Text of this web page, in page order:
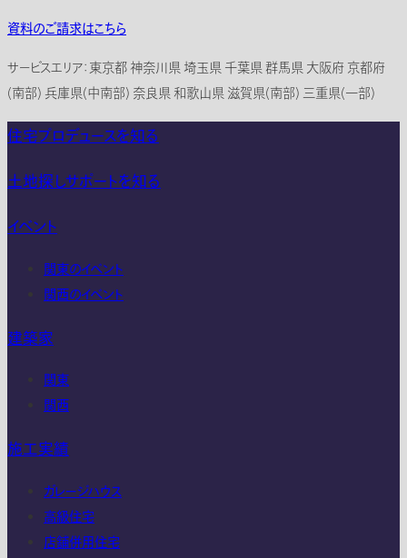
資料のご請求はこちら
サービスエリア：東京都 神奈川県 埼玉県 千葉県 群馬県 大阪府 京都府
(南部) 兵庫県(中南部) 奈良県 和歌山県 滋賀県(南部) 三重県(一部)
住宅プロデュースを知る
土地探しサポートを知る
イベント
関東のイベント
関西のイベント
建築家
関東
関西
施工実績
ガレージハウス
高級住宅
店舗併用住宅